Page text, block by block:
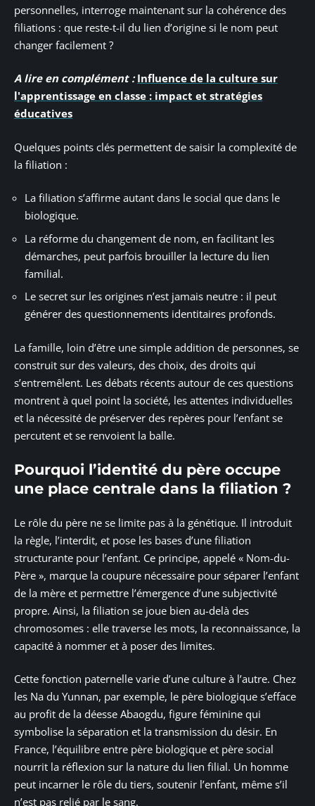
personnelles, interroge maintenant sur la cohérence des
filiations : que reste-t-il du lien d’origine si le nom peut
changer facilement ?
A lire en complément : Influence de la culture sur
l'apprentissage en classe : impact et stratégies
éducatives
Quelques points clés permettent de saisir la complexité de
la filiation :
La filiation s’affirme autant dans le social que dans le
biologique.
La réforme du changement de nom, en facilitant les
démarches, peut parfois brouiller la lecture du lien
familial.
Le secret sur les origines n’est jamais neutre : il peut
générer des questionnements identitaires profonds.
La famille, loin d’être une simple addition de personnes, se
construit sur des valeurs, des choix, des droits qui
s’entremêlent. Les débats récents autour de ces questions
montrent à quel point la société, les attentes individuelles
et la nécessité de préserver des repères pour l’enfant se
percutent et se renvoient la balle.
Pourquoi l’identité du père occupe
une place centrale dans la filiation ?
Le rôle du père ne se limite pas à la génétique. Il introduit
la règle, l’interdit, et pose les bases d’une filiation
structurante pour l’enfant. Ce principe, appelé « Nom-du-
Père », marque la coupure nécessaire pour séparer l’enfant
de la mère et permettre l’émergence d’une subjectivité
propre. Ainsi, la filiation se joue bien au-delà des
chromosomes : elle traverse les mots, la reconnaissance, la
capacité à nommer et à poser des limites.
Cette fonction paternelle varie d’une culture à l’autre. Chez
les Na du Yunnan, par exemple, le père biologique s’efface
au profit de la déesse Abaogdu, figure féminine qui
symbolise la séparation et la transmission du désir. En
France, l’équilibre entre père biologique et père social
nourrit la réflexion sur la nature du lien filial. Un homme
peut incarner le rôle du tiers, soutenir l’enfant, même s’il
n’est pas relié par le sang.